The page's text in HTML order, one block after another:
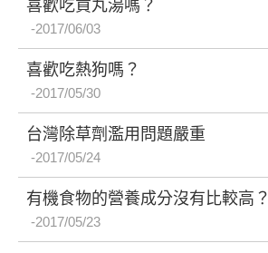
喜歡吃貢丸湯嗎？
2017/06/03
喜歡吃熱狗嗎？
2017/05/30
台灣除草劑濫用問題嚴重
2017/05/24
有機食物的營養成分沒有比較高？
2017/05/23